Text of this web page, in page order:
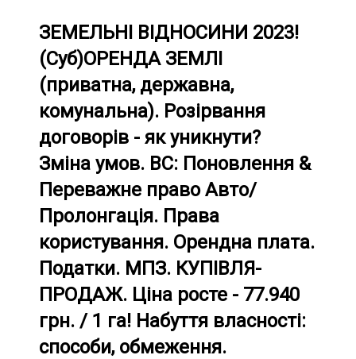
ЗЕМЕЛЬНІ ВІДНОСИНИ 2023!
(Суб)ОРЕНДА ЗЕМЛІ
(приватна, державна,
комунальна). Розірвання
договорів - як уникнути?
Зміна умов. ВС: Поновлення &
Переважне право Авто/
Пролонгація. Права
користування. Орендна плата.
Податки. МПЗ. КУПІВЛЯ-
ПРОДАЖ. Ціна росте - 77.940
грн. / 1 га! Набуття власності:
способи, обмеження.